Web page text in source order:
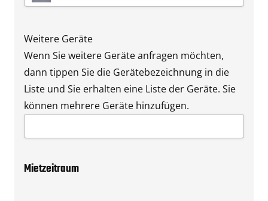
Weitere Geräte
Wenn Sie weitere Geräte anfragen möchten,
dann tippen Sie die Gerätebezeichnung in die
Liste und Sie erhalten eine Liste der Geräte. Sie
können mehrere Geräte hinzufügen.
Mietzeitraum